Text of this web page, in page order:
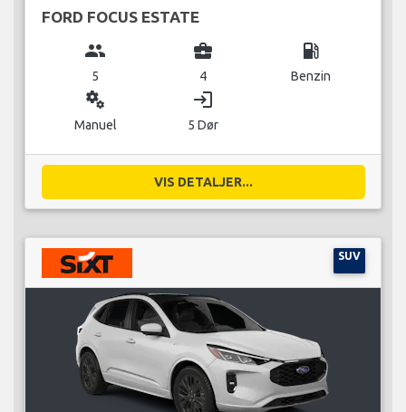
FORD FOCUS ESTATE
group
5
business_center
4
local_gas_station
Benzin
miscellaneous_services
Manuel
login
5 Dør
VIS DETALJER...
SUV